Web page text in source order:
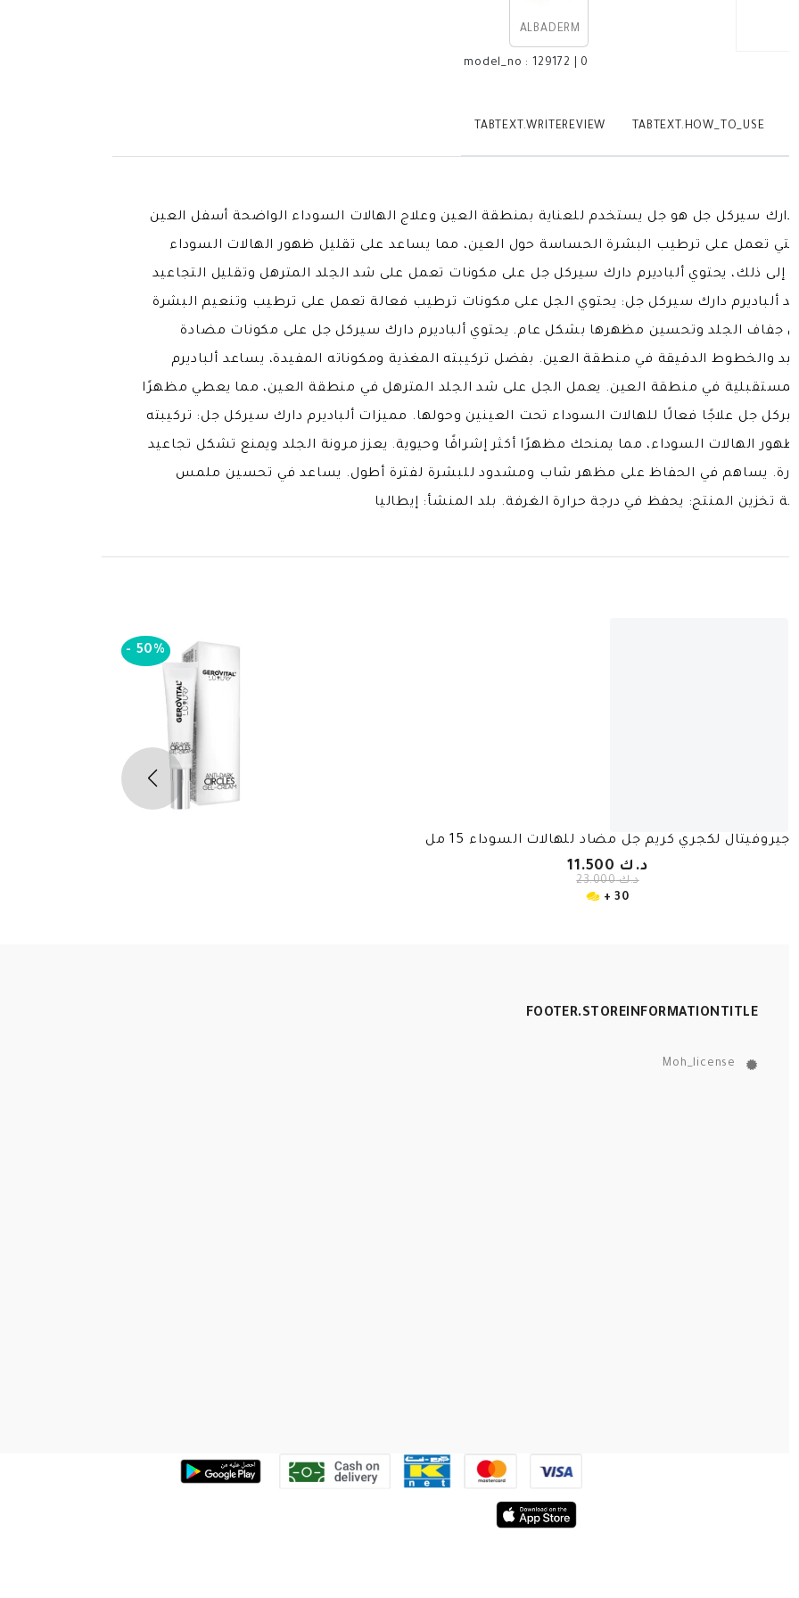
ALBADERM
model_no : 129172 0
TABTEXT.HOW_TO_USE
TABTEXT.WRITEREVIEW
جل 15 جرام ألباديرم دارك سيركل جل هو جل يستخدم للعناية بمنطقة العين وعلاج الهالات السوداء الواضحة أسفل العين
التي تعمل على ترطيب البشرة الحساسة حول العين، مما يساعد على تقليل ظهور الهالات السوداء
إلى ذلك، يحتوي ألباديرم دارك سيركل جل على مكونات تعمل على شد الجلد المترهل وتقليل التجاعيد
ألباديرم دارك سيركل جل: يحتوي الجل على مكونات ترطيب فعالة تعمل على ترطيب وتنعيم البشرة
جفاف الجلد وتحسين مظهرها بشكل عام. يحتوي ألباديرم دارك سيركل جل على مكونات مضادة
والخطوط الدقيقة في منطقة العين. بفضل تركيبته المغذية ومكوناته المفيدة، يساعد ألباديرم
في منطقة العين. يعمل الجل على شد الجلد المترهل في منطقة العين، مما يعطي مظهرًا
سيركل جل علاجًا فعالًا للهالات السوداء تحت العينين وحولها. مميزات ألباديرم دارك سيركل جل: تركيبته
الهالات السوداء، مما يمنحك مظهرًا أكثر إشراقًا وحيوية. يعزز مرونة الجلد ويمنع تشكل تجاعيد
يساهم في الحفاظ على مظهر شاب ومشدود للبشرة لفترة أطول. يساعد في تحسين ملمس
تخزين المنتج: يحفظ في درجة حرارة الغرفة. بلد المنشأ: إيطاليا
50%
-
جيروفيتال لكجري كريم جل مضاد للهالات السوداء 15 مل
د.ك 11.500
د.ك 23.000
30 +
FOOTER.STOREINFORMATIONTITLE
Moh_license